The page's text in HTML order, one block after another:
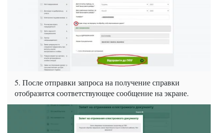
5. После отправки запроса на получение справки
отобразится соответствующее сообщение на экране.